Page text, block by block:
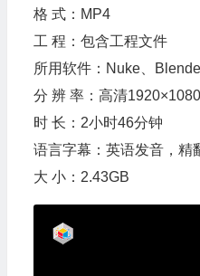
格 式：MP4
工 程：包含工程文件
所用软件：Nuke、
分 辨 率：高清1920×1080
时 长：2小时46分钟
语言字幕：英语发音，精
大 小：2.43GB